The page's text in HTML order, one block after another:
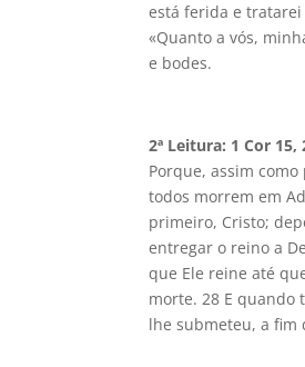
está ferida e
«Quanto a vós,
e bodes.
2ª Leitura: 1 Cor 15,
Porque, assim
todos morrem em
primeiro, Cristo;
entregar o reino a
que Ele reine até
morte. 28 E quando
lhe submeteu, a fim